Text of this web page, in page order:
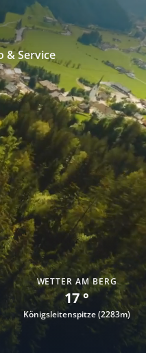
WETTER AM BERG
17 °
Königsleitenspitze (2283m)
& Service